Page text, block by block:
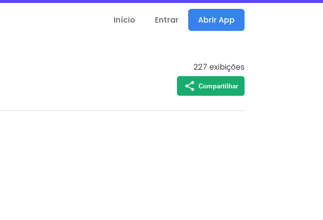
Início Entrar Abrir App
227 exibições
Compartilhar